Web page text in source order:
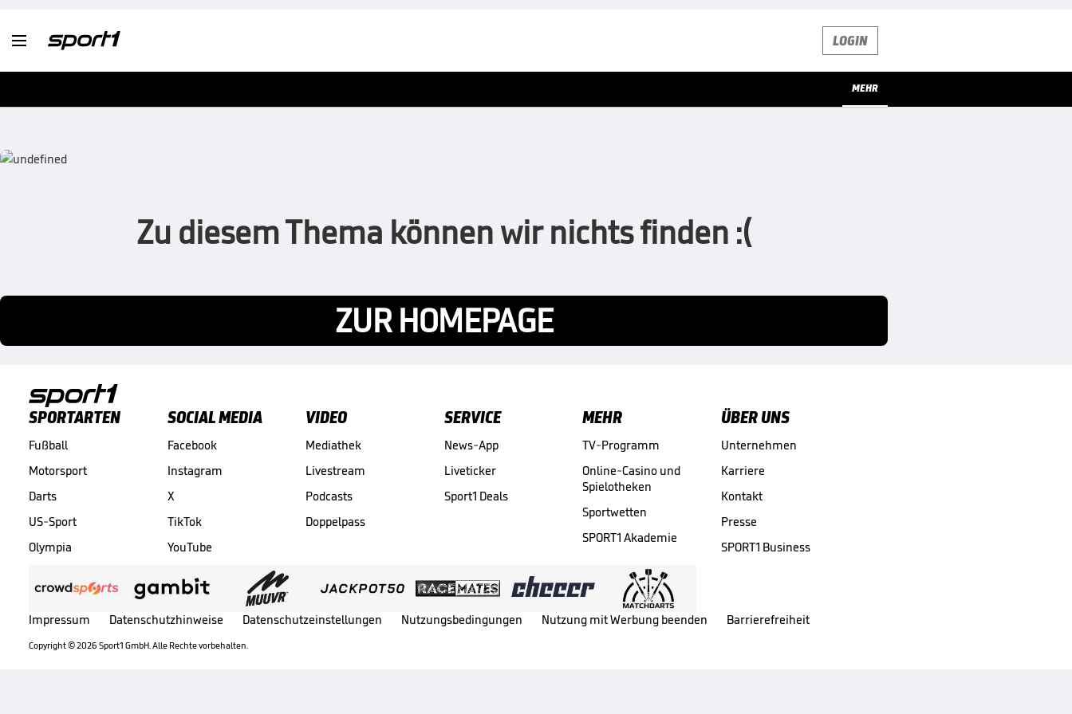
 LOGIN
MEHR
Zu diesem Thema können wir nichts finden :(
ZUR HOMEPAGE
SPORTARTEN
Fußball
Motorsport
Darts
US-Sport
Olympia
SOCIAL MEDIA
Facebook
Instagram
X
TikTok
YouTube
VIDEO
Mediathek
Livestream
Podcasts
Doppelpass
SERVICE
News-App
Liveticker
Sport1 Deals
MEHR
TV-Programm
Online-Casino und
Spielotheken
Sportwetten
SPORT1 Akademie
ÜBER UNS
Unternehmen
Karriere
Kontakt
Presse
SPORT1 Business
Impressum Datenschutzhinweise Datenschutzeinstellungen Nutzungsbedingungen Nutzung mit Werbung beenden Barrierefreiheit
Copyright ©2026 Sport1 GmbH. Alle Rechte vorbehalten.